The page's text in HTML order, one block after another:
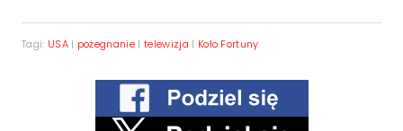
Tagi: USA | pożegnanie |telewizja | Koło Fortuny